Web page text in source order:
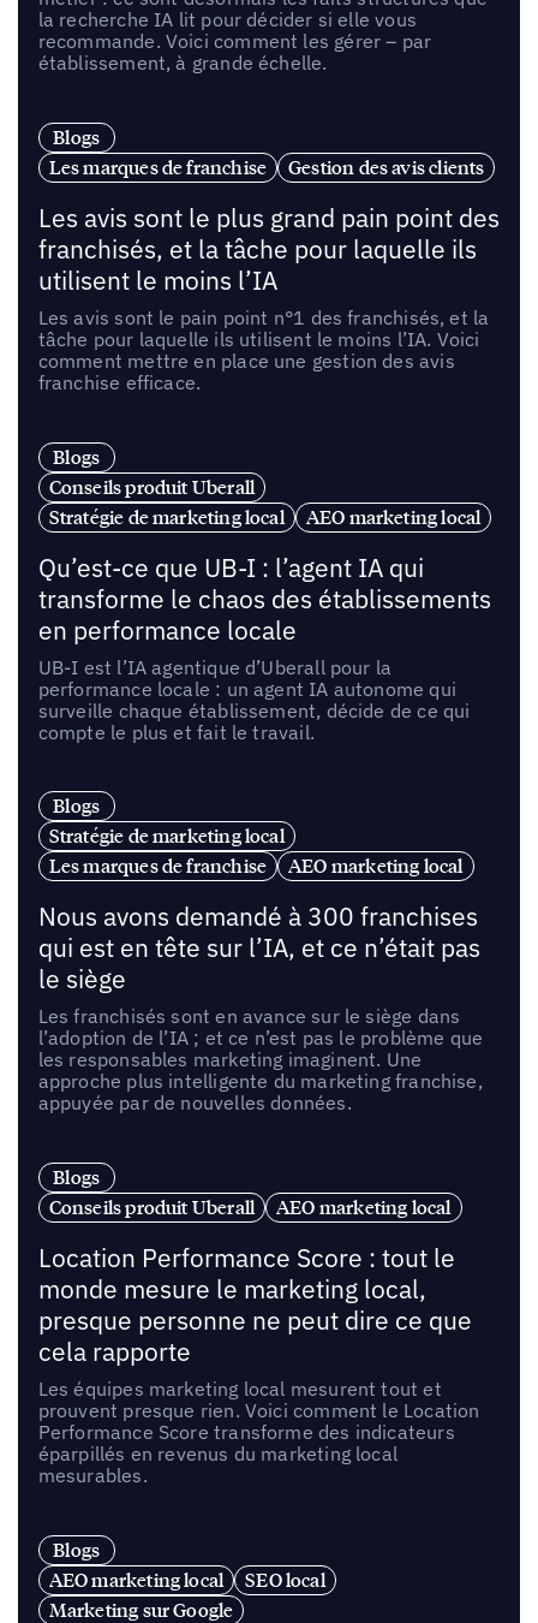
la recherche IA lit pour décider si elle vous
recommande. Voici comment les gérer – par
établissement, à grande échelle.
Blogs
Les marques de franchise
Gestion des avis clients
Les avis sont le plus grand pain point des
franchisés, et la tâche pour laquelle ils
utilisent le moins l’IA
Les avis sont le pain point n°1 des franchisés, et la
tâche pour laquelle ils utilisent le moins l’IA. Voici
comment mettre en place une gestion des avis
franchise efficace.
Blogs
Conseils produit Uberall
Stratégie de marketing local
AEO marketing local
Qu’est-ce que UB-I : l’agent IA qui
transforme le chaos des établissements
en performance locale
UB-I est l’IA agentique d’Uberall pour la
performance locale : un agent IA autonome qui
surveille chaque établissement, décide de ce qui
compte le plus et fait le travail.
Blogs
Stratégie de marketing local
Les marques de franchise
AEO marketing local
Nous avons demandé à 300 franchises
qui est en tête sur l’IA, et ce n’était pas
le siège
Les franchisés sont en avance sur le siège dans
l’adoption de l’IA ; et ce n’est pas le problème que
les responsables marketing imaginent. Une
approche plus intelligente du marketing franchise,
appuyée par de nouvelles données.
Blogs
Conseils produit Uberall
AEO marketing local
Location Performance Score : tout le
monde mesure le marketing local,
presque personne ne peut dire ce que
cela rapporte
Les équipes marketing local mesurent tout et
prouvent presque rien. Voici comment le Location
Performance Score transforme des indicateurs
éparpillés en revenus du marketing local
mesurables.
Blogs
AEO marketing local
SEO local
Marketing sur Google